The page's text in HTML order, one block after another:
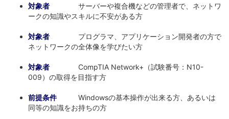
対象者 サーバーや複合機などの管理者で、ネットワ
ークの知識やスキルに不安がある方
対象者 プログラマ、アプリケーション開発者の方で
ネットワークの全体像を学びたい方
対象者 CompTIA Network+（試験番号：N10-
009）の取得を目指す方
前提条件 Windowsの基本操作が出来る方、あるいは
同等の知識をお持ちの方